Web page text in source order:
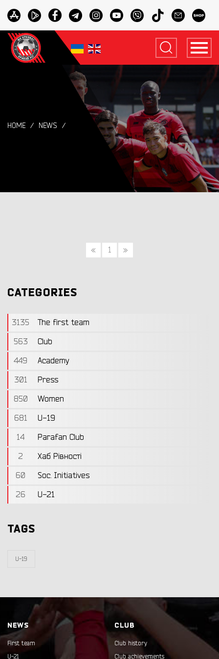
HOME NEWS
« 1 »
CATEGORIES
3135
The first team
563
Club
449
Academy
301
Press
850
Women
681
U-19
14
Parafan Club
2
Хаб Рівності
60
Soc. Initiatives
26
U-21
TAGS
U-19
NEWS
First team
U-21
CLUB
Club history
Club achievements